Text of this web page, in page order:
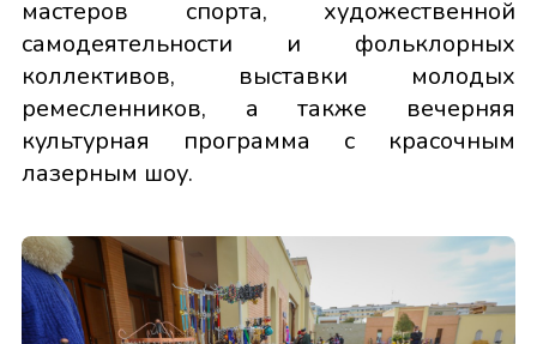
мастеров спорта, художественной
самодеятельности и фольклорных
коллективов, выставки молодых
ремесленников, а также вечерняя
культурная программа с красочным
лазерным шоу.